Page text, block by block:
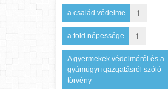
a család védelme 1
a föld népessége 1
A gyermekek védelméről és a
gyámügyi igazgatásról szóló
törvény